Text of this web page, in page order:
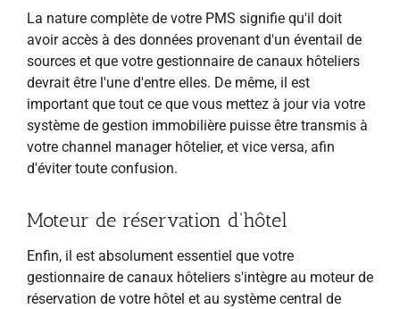
La nature complète de votre PMS signifie qu'il doit
avoir accès à des données provenant d'un éventail de
sources et que votre gestionnaire de canaux hôteliers
devrait être l'une d'entre elles. De même, il est
important que tout ce que vous mettez à jour via votre
système de gestion immobilière puisse être transmis à
votre channel manager hôtelier, et vice versa, afin
d'éviter toute confusion.
Moteur de réservation d'hôtel
Enfin, il est absolument essentiel que votre
gestionnaire de canaux hôteliers s'intègre au moteur de
réservation de votre hôtel et au système central de